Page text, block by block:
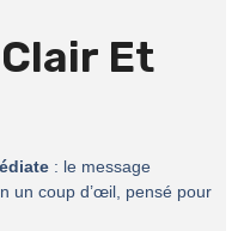
Et
: le message
un coup d’œil, pensé pour